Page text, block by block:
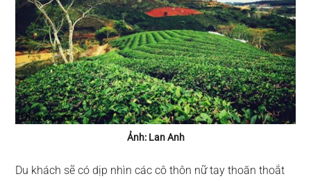
Ảnh: Lan Anh
Du khách sẽ có dịp nhìn các cô thôn nữ tay thoăn thoắt